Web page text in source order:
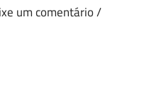
um comentário/